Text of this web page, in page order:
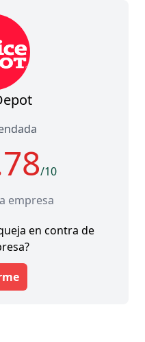
/10
empresa
en contra de